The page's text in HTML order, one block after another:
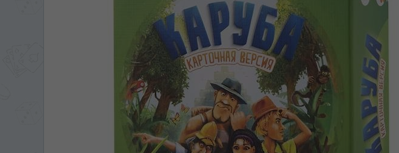
ЯЗЫК САЙТА / LIMBA SITE-ULUI
На каком языке Вы хотите просматривать наш сайт?
În ce limbă ați dori să vedeți site-ul nostru?
*Беспокоим Вас только один раз, далее сохраним Ваш выбор языка.
Vă vom deranja doar o singură dată, apoi vă vom salva alegerea limbii.
*Если вы хотите переключить язык сайта, то это можно всегда сделать в
правом верхнем углу страницы.